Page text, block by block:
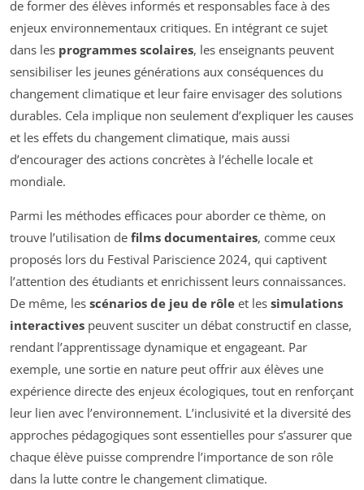
de former des élèves informés et responsables face à des
enjeux environnementaux critiques. En intégrant ce sujet
dans les programmes scolaires, les enseignants peuvent
sensibiliser les jeunes générations aux conséquences du
changement climatique et leur faire envisager des solutions
durables. Cela implique non seulement d’expliquer les causes
et les effets du changement climatique, mais aussi
d’encourager des actions concrètes à l’échelle locale et
mondiale.
Parmi les méthodes efficaces pour aborder ce thème, on
trouve l’utilisation de films documentaires, comme ceux
proposés lors du Festival Pariscience 2024, qui captivent
l’attention des étudiants et enrichissent leurs connaissances.
De même, les scénarios de jeu de rôle et les simulations
interactives peuvent susciter un débat constructif en classe,
rendant l’apprentissage dynamique et engageant. Par
exemple, une sortie en nature peut offrir aux élèves une
expérience directe des enjeux écologiques, tout en renforçant
leur lien avec l’environnement. L’inclusivité et la diversité des
approches pédagogiques sont essentielles pour s’assurer que
chaque élève puisse comprendre l’importance de son rôle
dans la lutte contre le changement climatique.